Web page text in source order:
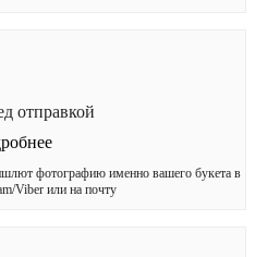
отправкой
фотографию именно вашего букета в
Viber или на почту